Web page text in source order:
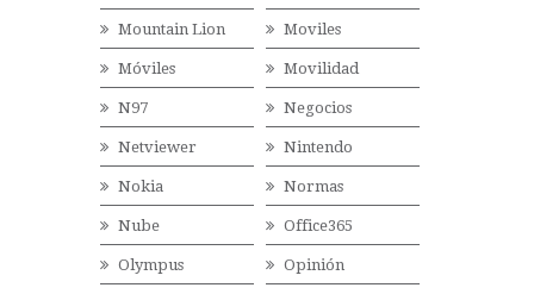
Mountain Lion Moviles
Móviles Movilidad
N97 Negocios
Netviewer Nintendo
Nokia Normas
Nube Office365
Olympus Opinión